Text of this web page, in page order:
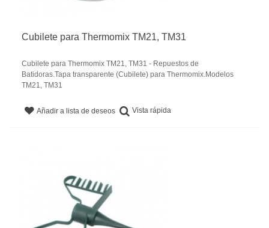
Cubilete para Thermomix TM21, TM31
Cubilete para Thermomix TM21, TM31 - Repuestos de
Batidoras.Tapa transparente (Cubilete) para Thermomix.Modelos
TM21, TM31
Añadir a lista de deseos Vista rápida